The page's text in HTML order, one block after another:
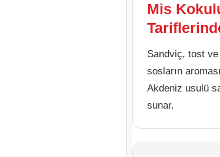
Mis
Sandviç, tost
sosların
Akdeniz usulü
sunar.